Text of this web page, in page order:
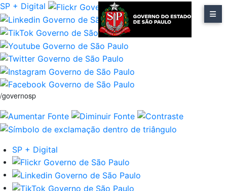
SP + Digital
/governosp
SP + Digital